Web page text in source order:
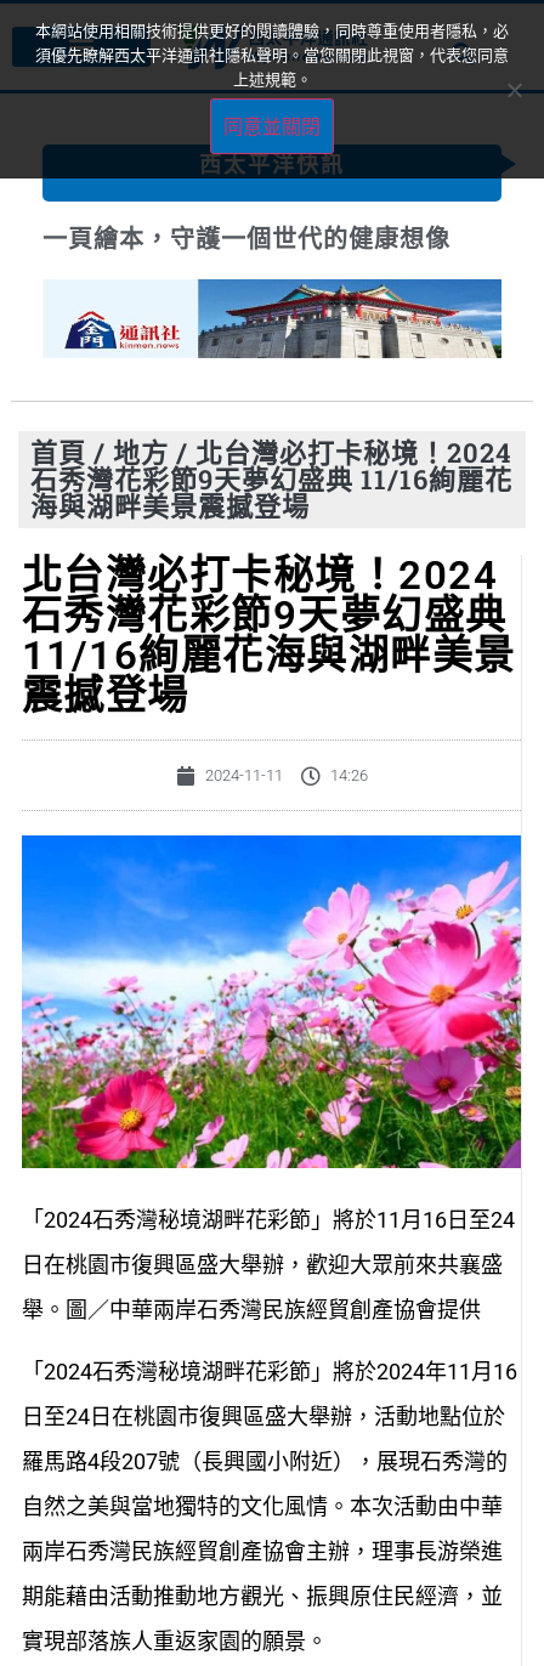
西太平洋快訊
《卓越雜誌》40週年盛事–「2025卓越
首頁/地方/北台灣必打卡秘境！2024
石秀灣花彩節9天夢幻盛典 11/16絢麗花
北台灣必打卡秘境！2024
石秀灣花彩節9天夢幻盛典
11/16絢麗花海與湖畔美景
震撼登場
「2024石秀灣秘境湖畔花彩節」將於11月16日至24
日在桃園市復興區盛大舉辦，歡迎大眾前來共襄盛
「2024石秀灣秘境湖畔花彩節」將於2024年11月16
日至24日在桃園市復興區盛大舉辦，活動地點位於
羅馬路4段207號（長興國小附近），展現石秀灣的
自然之美與當地獨特的文化風情。本次活動由中華
兩岸石秀灣民族經貿創產協會主辦，理事長游榮進
期能藉由活動推動地方觀光、振興原住民經濟，並
本網站使用相關技術提供更好的閱讀體驗，同時尊重使用者隱私，必
須優先瞭解西太平洋通訊社隱私聲明。當您關閉此視窗，代表您同意
上述規範。
同意並關閉